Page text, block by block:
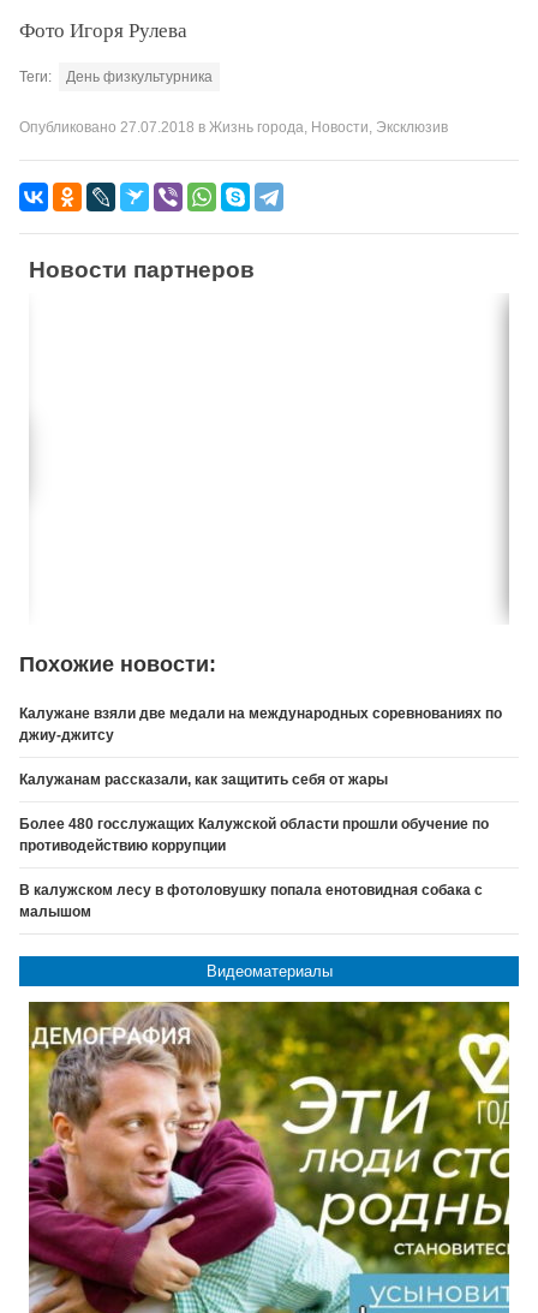
Фото Игоря Рулева
Теги: День физкультурника
Опубликовано 27.07.2018 в Жизнь города, Новости, Эксклюзив
Новости партнеров
Похожие новости:
Калужане взяли две медали на международных соревнованиях по
джиу-джитсу
Калужанам рассказали, как защитить себя от жары
Более 480 госслужащих Калужской области прошли обучение по
противодействию коррупции
В калужском лесу в фотоловушку попала енотовидная собака с
малышом
Видеоматериалы